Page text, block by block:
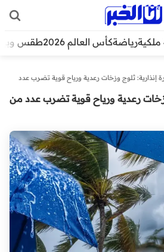
رياضةكأس العالم 2026 طقس
إنذارية: ثلوج وزخات رعدية ورياح قوية تضرب عدد
رعدية ورياح قوية تضرب عدد من